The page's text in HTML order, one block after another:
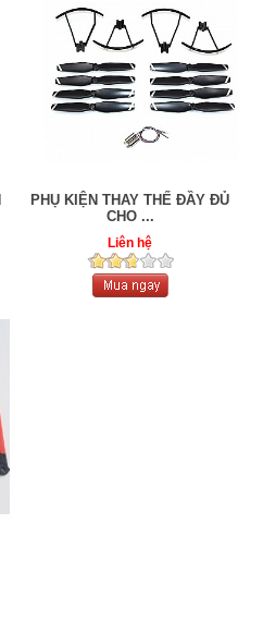
PHỤ KIỆN THAY THẾ ĐẦY ĐỦ
CHO ...
Liên hệ